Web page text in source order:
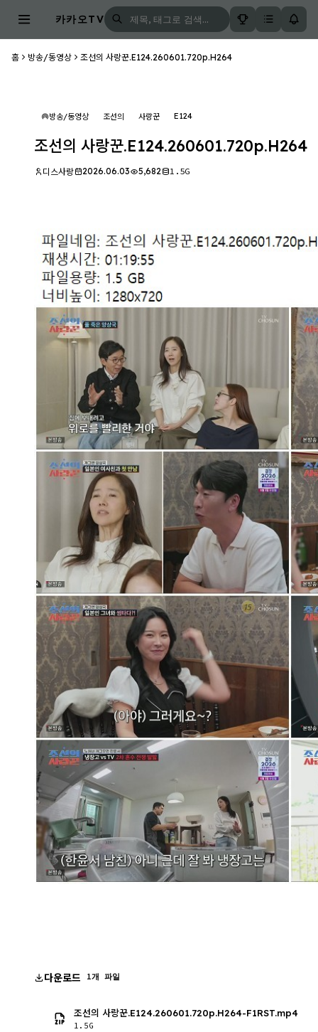
카카오TV
홈 방송/동영상 조선의 사랑꾼.E124.260601.720p.H264
방송/동영상 조선의 사랑꾼 E124
조선의 사랑꾼.E124.260601.720p.H264
디스사랑 2026.06.03 5,682 1.5G
다운로드 1개 파일
조선의 사랑꾼.E124.260601.720p.H264-F1RST.mp4
1.5G